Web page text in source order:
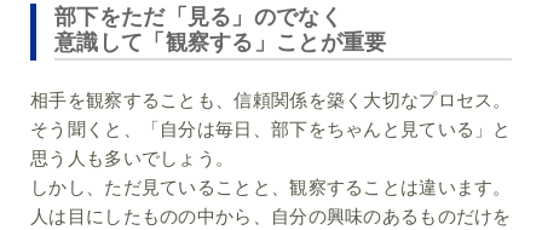
部下をただ「見る」のでなく
意識して「観察する」ことが重要
相手を観察することも、信頼関係を築く大切なプロセス。
そう聞くと、「自分は毎日、部下をちゃんと見ている」と
思う人も多いでしょう。
しかし、ただ見ていることと、観察することは違います。
人は目にしたものの中から、自分の興味のあるものだけを